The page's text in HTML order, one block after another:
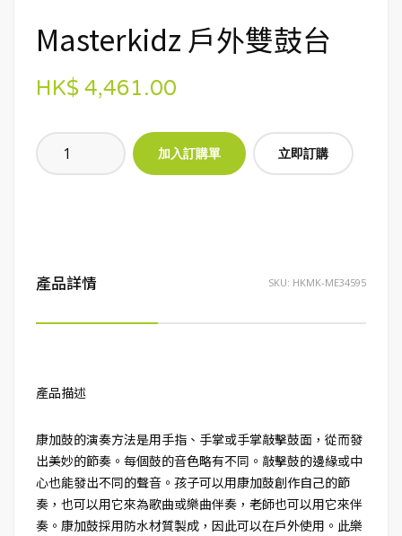
Masterkidz 戶外雙鼓台
HK$ 4,461.00
立即訂購
產品詳情 SKU: HKMK-ME34595
產品描述
康加鼓的演奏方法是用手指、手掌或手掌敲擊鼓面，從而發
出美妙的節奏。每個鼓的音色略有不同。敲擊鼓的邊緣或中
心也能發出不同的聲音。孩子可以用康加鼓創作自己的節
奏，也可以用它來為歌曲或樂曲伴奏，老師也可以用它來伴
奏。康加鼓採用防水材質製成，因此可以在戶外使用。此樂